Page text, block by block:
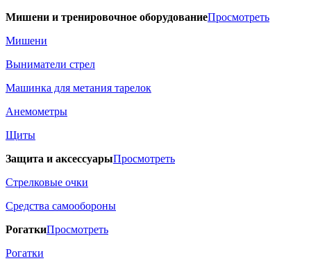
Мишени и тренировочное оборудованиеПросмотреть
Мишени
Выниматели стрел
Машинка для метания тарелок
Анемометры
Щиты
Защита и аксессуарыПросмотреть
Стрелковые очки
Средства самообороны
РогаткиПросмотреть
Рогатки